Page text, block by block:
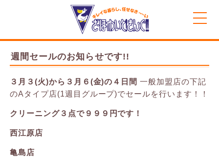
MENU
週間セールのお知らせです!!
３月３(火)から３月６(金)の４日間一般加盟店の下記
のAタイプ店(1週目グループ)でセールを行います！！
クリーニング３点で９９９円です！
西江原店
亀島店